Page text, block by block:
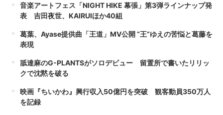
音楽アートフェス「NIGHT HIKE 幕張」第3弾ラインナップ発
表 吉田夜世、KAIRUIほか40組
葛葉、Ayase提供曲「王道」MV公開 “王”ゆえの苦悩と葛藤を
表現
舐達麻のG-PLANTSがソロデビュー 留置所で書いたリリッ
クで沈黙を破る
映画『ちいかわ』興行収入50億円を突破 観客動員350万人
を記録